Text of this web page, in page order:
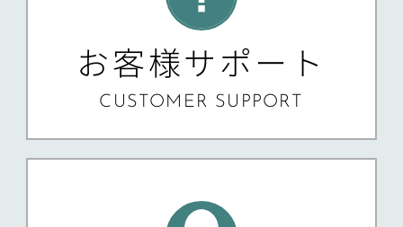
お客様サポート
CUSTOMER SUPPORT